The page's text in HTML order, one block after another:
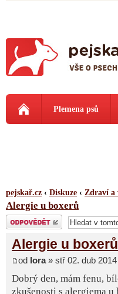
Plemena psů
pejskař.cz ‹ Diskuze ‹ Zdraví a
Alergie u boxerů
Odeslat odpověď
Alergie u boxerů
od lora» stř 02. dub 2014
Dobrý den, mám fenu,
zkušenosti s alergiema u